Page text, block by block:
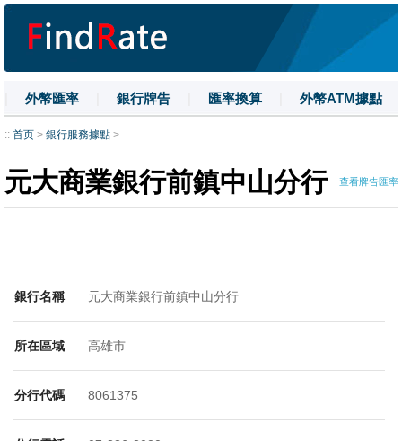
外幣匯率 銀行牌告 匯率換算 外幣ATM據點
| 名詞解釋 | 換匯技巧
:: 首页 > 銀行服務據點 >
元大商業銀行前鎮中山分行 查看牌告匯率
銀行名稱 元大商業銀行前鎮中山分行
所在區域 高雄市
分行代碼 8061375